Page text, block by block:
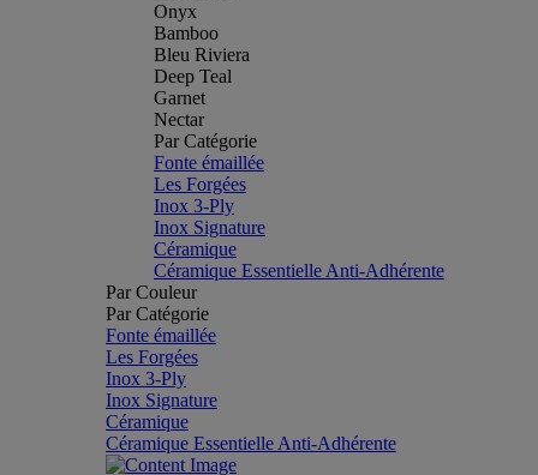
Onyx
Bamboo
Bleu Riviera
Deep Teal
Garnet
Nectar
Par Catégorie
Fonte émaillée
Les Forgées
Inox 3-Ply
Inox Signature
Céramique
Céramique Essentielle Anti-Adhérente
Par Couleur
Par Catégorie
Fonte émaillée
Les Forgées
Inox 3-Ply
Inox Signature
Céramique
Céramique Essentielle Anti-Adhérente